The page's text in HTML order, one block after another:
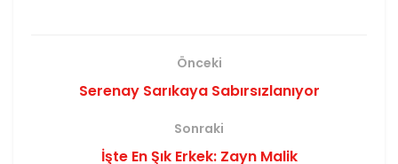
Önceki
Serenay Sarıkaya Sabırsızlanıyor
Sonraki
İşte En Şık Erkek: Zayn Malik